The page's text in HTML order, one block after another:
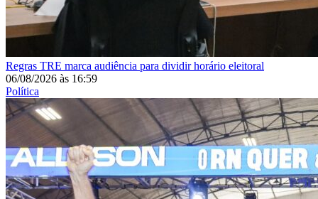
Regras TRE marca audiência para dividir horário eleitoral
06/08/2026 às 16:59
Política